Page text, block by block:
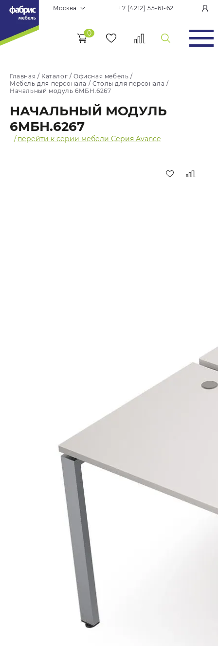
Москва +7 (4212) 55-61-62
0
Главная / Каталог /Офисная мебель /
Мебель для персонала / Столы для персонала /
Начальный модуль 6МБН.6267
НАЧАЛЬНЫЙ МОДУЛЬ
6МБН.6267
/перейти к серии мебели Серия Avance